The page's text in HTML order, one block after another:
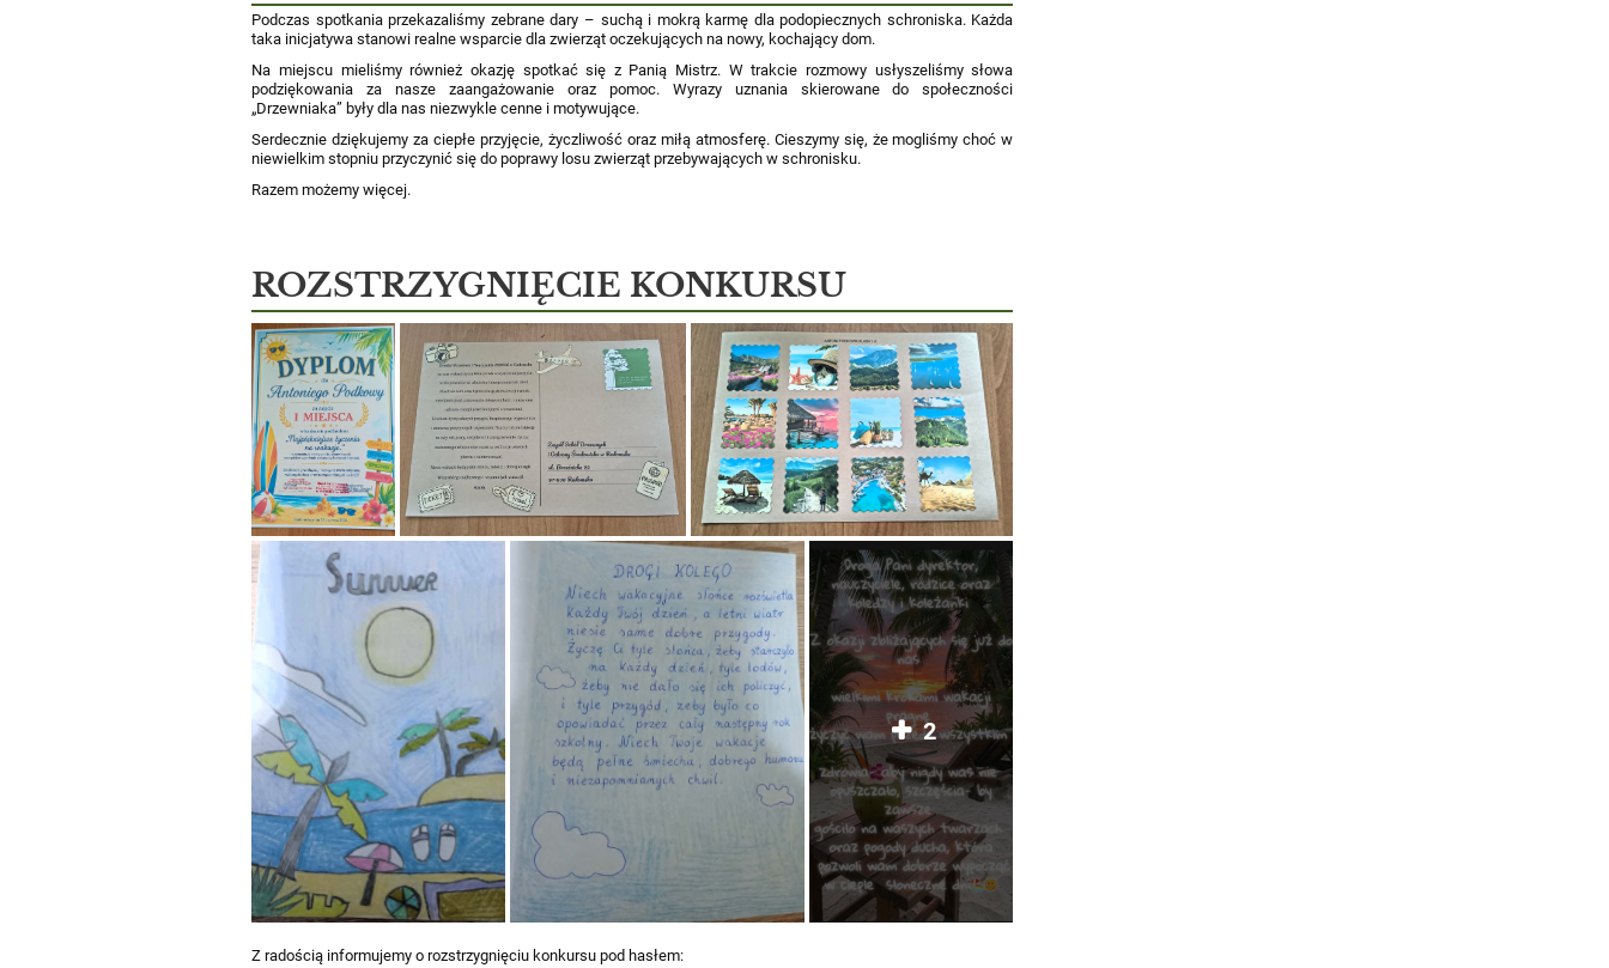
Podczas spotkania przekazaliśmy zebrane dary – suchą i mokrą karmę dla podopiecznych schroniska. Każda
taka inicjatywa stanowi realne wsparcie dla zwierząt oczekujących na nowy, kochający dom.
Na miejscu mieliśmy również okazję spotkać się z Panią Mistrz. W trakcie rozmowy usłyszeliśmy słowa
podziękowania za nasze zaangażowanie oraz pomoc. Wyrazy uznania skierowane do społeczności
„Drzewniaka” były dla nas niezwykle cenne i motywujące.
Serdecznie dziękujemy za ciepłe przyjęcie, życzliwość oraz miłą atmosferę. Cieszymy się, że mogliśmy choć w
niewielkim stopniu przyczynić się do poprawy losu zwierząt przebywających w schronisku.
Razem możemy więcej.
ROZSTRZYGNIĘCIE KONKURSU
2
Z radością informujemy o rozstrzygnięciu konkursu pod hasłem: